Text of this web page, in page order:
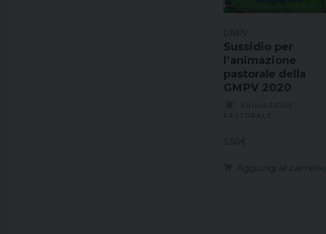
UNPV
Sussidio per
l’animazione
pastorale della
GMPV 2020
ANIMAZIONE
PASTORALE
3,50€
Aggiungi al carrello